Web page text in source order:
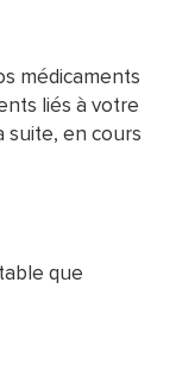
médicaments
liés à votre
suite, en cours
que